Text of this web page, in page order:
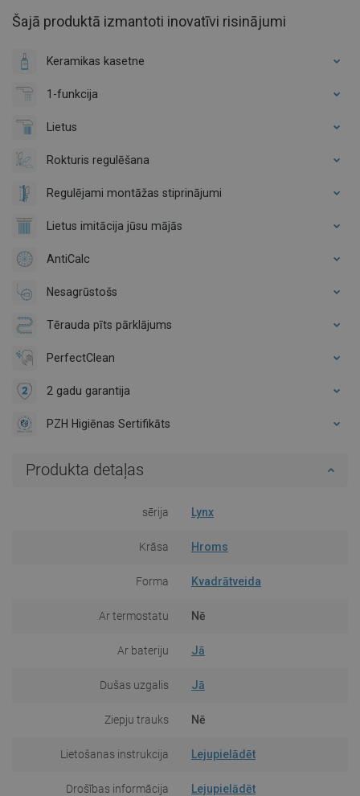
Šajā produktā izmantoti inovatīvi risinājumi
Keramikas kasetne
1-funkcija
Lietus
Rokturis regulēšana
Regulējami montāžas stiprinājumi
Lietus imitācija jūsu mājās
AntiCalc
Nesagrūstošs
Tērauda pīts pārklājums
PerfectClean
2 gadu garantija
PZH Higiēnas Sertifikāts
Produkta detaļas
sērija Lynx
Krāsa Hroms
Forma Kvadrātveida
Ar termostatu Nē
Ar bateriju Jā
Dušas uzgalis Jā
Ziepju trauks Nē
Lietošanas instrukcija Lejupielādēt
Drošības informācija Lejupielādēt